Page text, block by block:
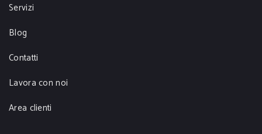
Servizi
Blog
Contatti
Lavora con noi
Area clienti